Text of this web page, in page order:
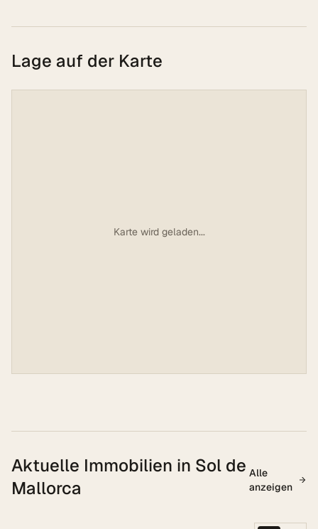
Lage auf der Karte
Karte wird geladen...
Aktuelle Immobilien in Sol de
Mallorca
Alle
anzeigen